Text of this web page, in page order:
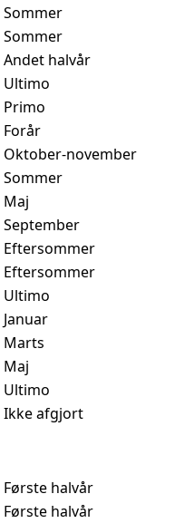
Sommer
Sommer
Andet halvår
Ultimo
Primo
Forår
Oktober-november
Sommer
Maj
September
Eftersommer
Eftersommer
Ultimo
Januar
Marts
Maj
Ultimo
Ikke afgjort
Første halvår
Første halvår